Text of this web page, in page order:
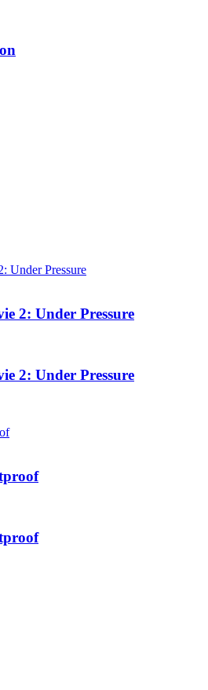
2: Under Pressure
2: Under Pressure